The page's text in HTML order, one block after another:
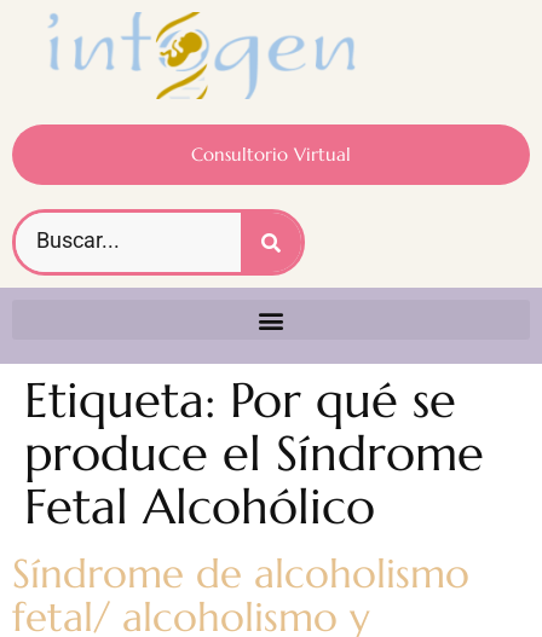
Consultorio Virtual
Etiqueta: Por qué se
produce el Síndrome
Fetal Alcohólico
Síndrome de alcoholismo
fetal/ alcoholismo y